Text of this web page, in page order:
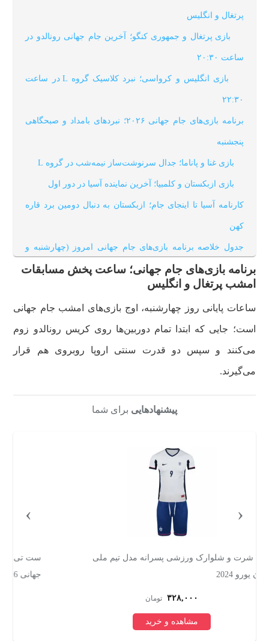
پرتغال و انگلیس
بازی پرتغال و جمهوری کنگو؛ آخرین جام جهانی رونالدو در
ساعت ۲۰:۳۰
بازی انگلیس و کرواسی؛ نبرد کلاسیک گروه L در ساعت
۲۲:۳۰
برنامه بازی‌های جام جهانی ۲۰۲۶؛ نبردهای بامداد و صبحگاهی
پنجشنبه
بازی غنا و پاناما؛ جدال سرنوشت‌ساز نیمه‌شب در گروه L
بازی ازبکستان و کلمبیا؛ آخرین نماینده آسیا در دور اول
کارنامه آسیا تا اینجای جام؛ ازبکستان به دنبال دومین برد قاره
کهن
جدول خلاصه برنامه بازی‌های جام جهانی امروز (چهارشنبه و
پنجشنبه)
برنامه بازی‌های جام جهانی؛ ساعت پخش مسابقات
امشب پرتغال و انگلیس
ساعات پایانی روز چهارشنبه، اوج بازی‌های امشب جام جهانی
است؛ جایی که ابتدا تمام دوربین‌ها روی کریس رونالدو زوم
می‌کنند و سپس دو قدرت سنتی اروپا روبروی هم قرار
می‌گیرند.
پیشنهادهایی برای شما
ست تی‌شرت و شلوارک ورزشی پسرانه مدل آرژانتین جام
جهانی 2026 طرح مسی
۹۶۸,۰۰۰
مشاهده و خرید
‹
›